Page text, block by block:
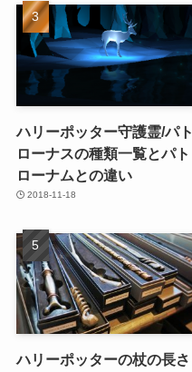
ハリーポッター守護霊/パト
ローナスの種類一覧とパト
ローナムとの違い
2018-11-18
ハリーポッターの杖の長さ